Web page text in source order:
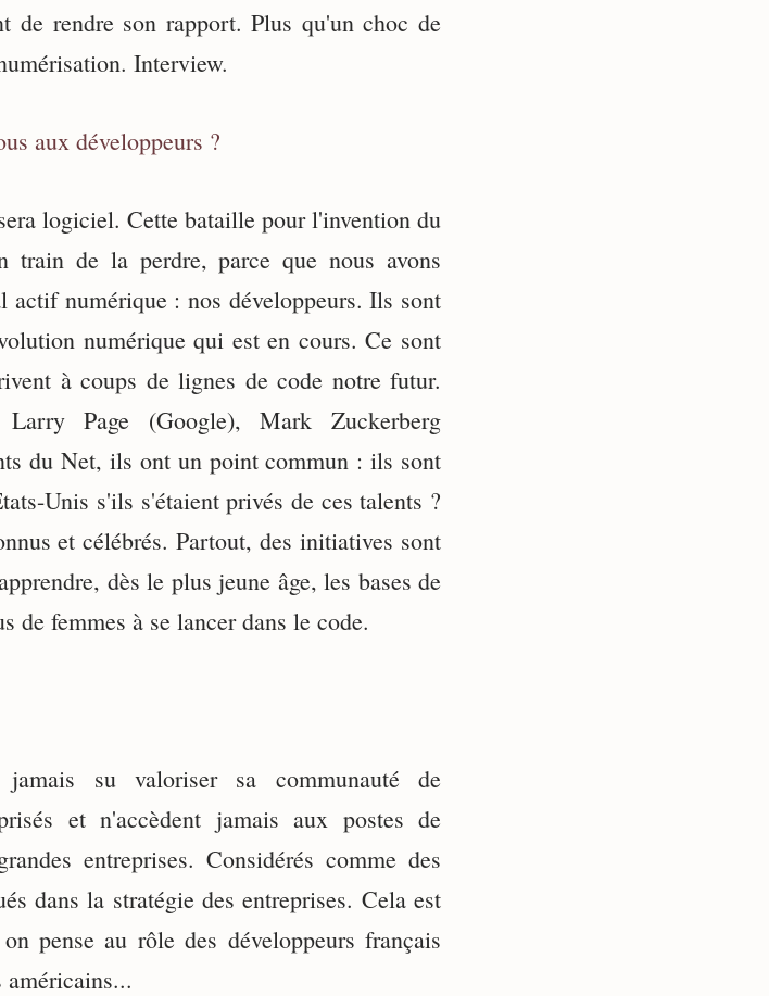
de rendre son rapport. Plus qu'un choc de
Interview.
aux développeurs ?
logiciel. Cette bataille pour l'invention du
train de la perdre, parce que nous avons
actif numérique : nos développeurs. Ils sont
numérique qui est en cours. Ce sont
à coups de lignes de code notre futur.
Page (Google), Mark Zuckerberg
du Net, ils ont un point commun : ils sont
Unis s'ils s'étaient privés de ces talents ?
et célébrés. Partout, des initiatives sont
dès le plus jeune âge, les bases de
de femmes à se lancer dans le code.
jamais su valoriser sa communauté de
et n'accèdent jamais aux postes de
entreprises. Considérés comme des
dans la stratégie des entreprises. Cela est
pense au rôle des développeurs français
américains...